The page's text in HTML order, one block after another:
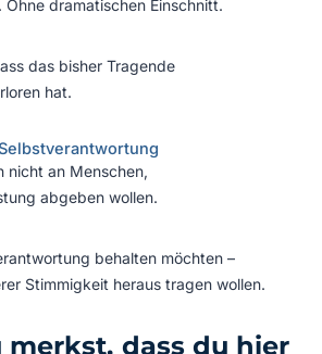
dramatischen Einschnitt.
das bisher Tragende
hat.
nicht an Menschen,
abgeben wollen.
behalten möchten –
Stimmigkeit heraus tragen wollen.
merkst, dass du hier